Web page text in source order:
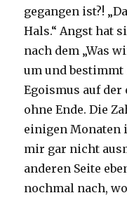
gegangen ist?!
Hals.“ Angst hat
nach dem „Was
um und
Egoismus auf der
ohne Ende. Die
einigen Monaten
mir gar nicht
anderen Seite
nochmal nach,